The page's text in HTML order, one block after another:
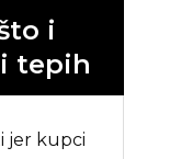
i
tepih
jer kupci